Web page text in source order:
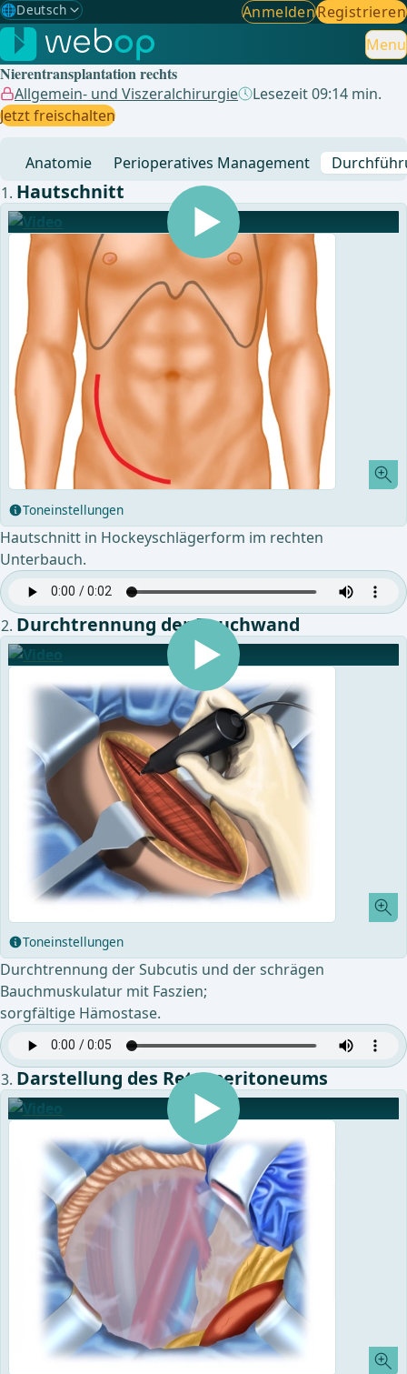
🌐Deutsch
Gewählte Sprache: Deutsch
🇩🇪 Deutsch ✓
🇬🇧English
🇪🇸Spanisch
🇧🇷Brasilianisch
AnmeldenRegistrieren
Menu
Nierentransplantation rechts
Allgemein- und Viszeralchirurgie
Lesezeit 09:14 min.
Jetzt freischalten
Anatomie Perioperatives Management
Hautschnitt
Toneinstellungen
Hautschnitt in Hockeyschlägerform im rechten
Unterbauch.
Durchtrennung der Bauchwand
Toneinstellungen
Durchtrennung der Subcutis und der schrägen
Bauchmuskulatur mit Faszien;
sorgfältige Hämostase.
Darstellung des Retroperitoneums